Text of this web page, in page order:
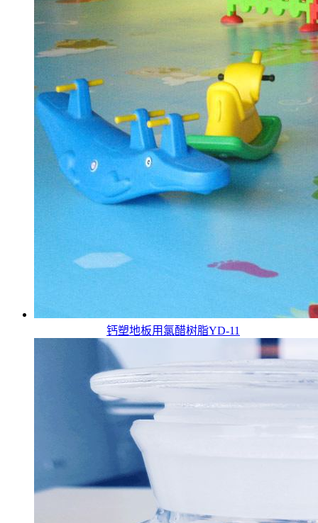
钙塑地板用氯醋树脂YD-11